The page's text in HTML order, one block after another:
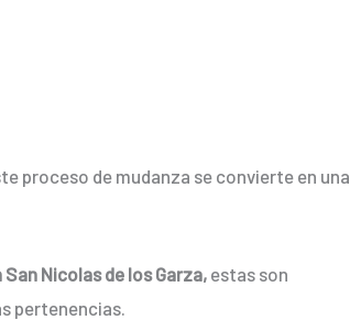
proceso de mudanza se convierte en una
Nicolas de los Garza,estas son
pertenencias.